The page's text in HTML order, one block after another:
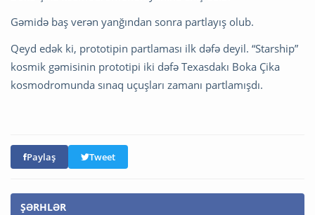
Gəmidə baş verən yanğından sonra partlayış olub.
Qeyd edək ki, prototipin partlaması ilk dəfə deyil. “Starship”
kosmik gəmisinin prototipi iki dəfə Texasdakı Boka Çika
kosmodromunda sınaq uçuşları zamanı partlamışdı.
Paylaş Tweet
ŞƏRHLƏR